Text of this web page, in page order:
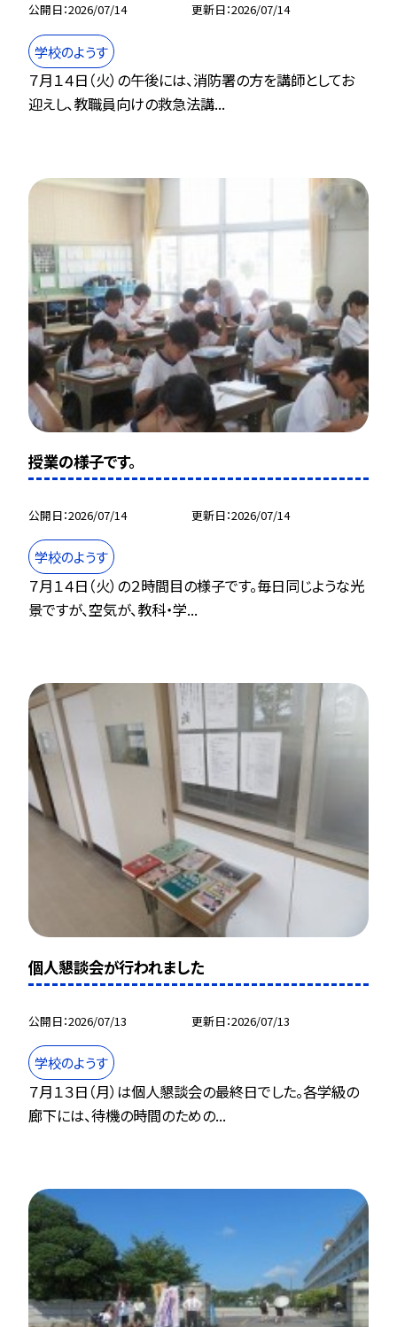
公開日 2026/07/14 更新日 2026/07/14
学校のようす
７月１４日（火）の午後には、消防署の方を講師としてお
迎えし、教職員向けの救急法講...
授業の様子です。
公開日 2026/07/14 更新日 2026/07/14
学校のようす
７月１４日（火）の２時間目の様子です。毎日同じような光
景ですが、空気が、教科・学...
個人懇談会が行われました
公開日 2026/07/13 更新日 2026/07/13
学校のようす
７月１３日（月）は個人懇談会の最終日でした。各学級の
廊下には、待機の時間のための...